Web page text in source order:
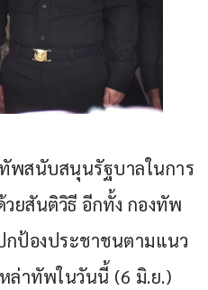
พสนับสนุนรัฐบาลในการ
ยสันติวิธี อีกทั้ง กองทัพ
ป้องประชาชนตามแนว
ล่าทัพในวันนี้ (6 มิ.ย.)